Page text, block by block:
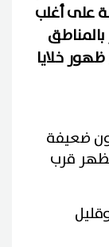
على أغلب
بالمناطق
خلايا
ضعيفة
قرب